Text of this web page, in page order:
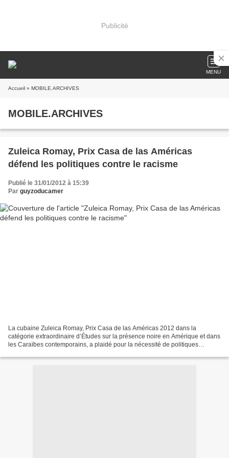
Publicité
MENU
Accueil » MOBILE.ARCHIVES
MOBILE.ARCHIVES
Zuleica Romay, Prix Casa de las Américas
défend les politiques contre le racisme
Publié le 31/01/2012 à 15:39
Par guyzoducamer
La cubaine Zuleica Romay, Prix Casa de las Américas 2012 dans la
catégorie extraordinaire d’Études sur la présence noire en Amérique et dans
les Caraïbes contemporains, a plaidé pour la nécessité de politiques